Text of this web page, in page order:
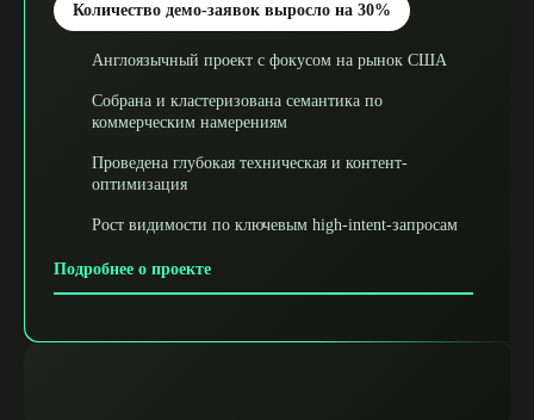
Количество демо-заявок выросло на 30%
Англоязычный проект с фокусом на рынок США
Собрана и кластеризована семантика по
коммерческим намерениям
Проведена глубокая техническая и контент-
оптимизация
Рост видимости по ключевым high-intent-запросам
Подробнее о проекте